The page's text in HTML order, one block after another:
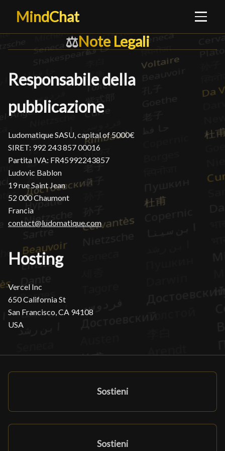
MindChat
⚖️Note Legali
Note Legali█
Responsabile della
pubblicazione
Ludomatique SASU, capital of 5000€
SIRET: 992 243 857 00016
Partita IVA: FR45992243857
Ludovic Bablon
19 rue Saint Jean
52 000 Chaumont
Francia
contact@ludomatique.com
Hosting
Vercel Inc
650 California St
San Francisco, CA 94108
USA
Sostieni
Sostieni